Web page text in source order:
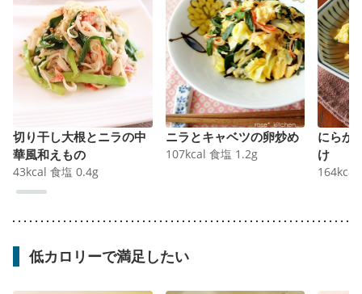
切り干し大根とニラの中
華風和えもの
43kcal 食塩 0.4g
ニラとキャベツの卵炒め
107kcal 食塩 1.2g
にらか
け
164kcal
低カロリーで満足したい